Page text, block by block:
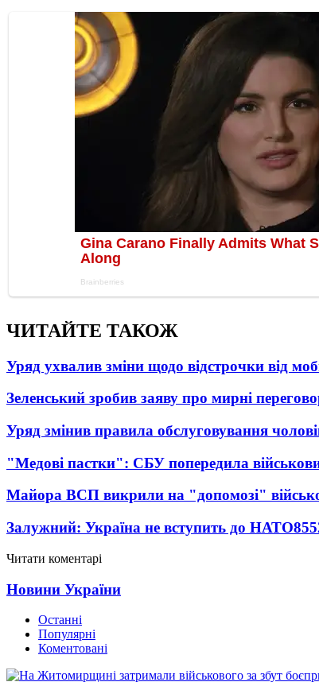
ЧИТАЙТЕ ТАКОЖ
Уряд ухвалив зміни щодо відстрочки від
Зеленський зробив заяву про мирні
Уряд змінив правила обслуговування
"Медові пастки": СБУ попередила
Майора ВСП викрили на "допомозі"
Залужний: Україна не вступить до НАТО
Читати коментарі
Новини України
Останні
Популярні
Коментовані